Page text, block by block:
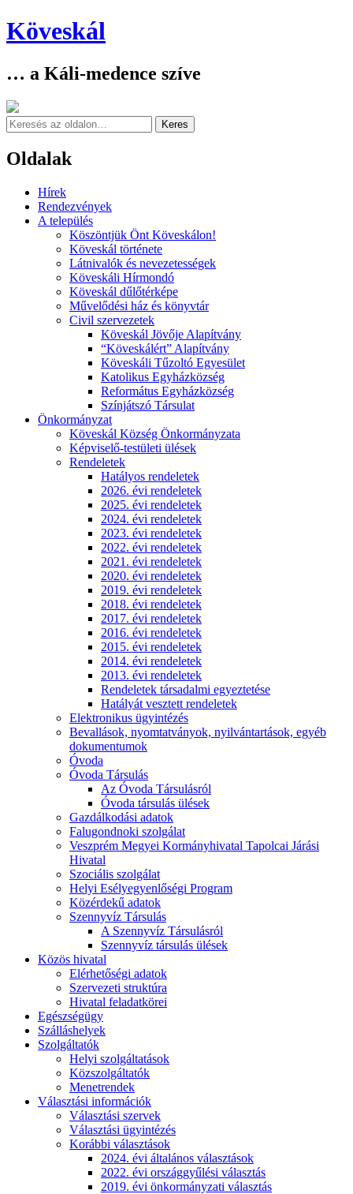
Köveskál
… a Káli-medence szíve
Keresés
Oldalak
Skip
content
Hírek
Rendezvények
A település
Köszöntjük Önt Köveskálon!
Köveskál története
Látnivalók és nevezetességek
Köveskáli Hírmondó
Köveskál dűlőtérképe
Művelődési ház és könyvtár
Civil szervezetek
Köveskál Jövője Alapítvány
“Köveskálért” Alapítvány
Köveskáli Tűzoltó Egyesület
Katolikus Egyházközség
Református Egyházközség
Színjátszó Társulat
Önkormányzat
Köveskál Község Önkormányzata
Képviselő-testületi ülések
Rendeletek
Hatályos rendeletek
2026. évi rendeletek
2025. évi rendeletek
2024. évi rendeletek
2023. évi rendeletek
2022. évi rendeletek
2021. évi rendeletek
2020. évi rendeletek
2019. évi rendeletek
2018. évi rendeletek
2017. évi rendeletek
2016. évi rendeletek
2015. évi rendeletek
2014. évi rendeletek
2013. évi rendeletek
Rendeletek társadalmi egyeztetése
Hatályát vesztett rendeletek
Elektronikus ügyintézés
Bevallások, nyomtatványok, nyilvántartások, egyéb
dokumentumok
Óvoda
Óvoda Társulás
Az Óvoda Társulásról
Óvoda társulás ülések
Gazdálkodási adatok
Falugondnoki szolgálat
Veszprém Megyei Kormányhivatal Tapolcai Járási
Hivatal
Szociális szolgálat
Helyi Esélyegyenlőségi Program
Közérdekű adatok
Szennyvíz Társulás
A Szennyvíz Társulásról
Szennyvíz társulás ülések
Közös hivatal
Elérhetőségi adatok
Szervezeti struktúra
Hivatal feladatkörei
Egészségügy
Szálláshelyek
Szolgáltatók
Helyi szolgáltatások
Közszolgáltatók
Menetrendek
Választási információk
Választási szervek
Választási ügyintézés
Korábbi választások
2024. évi általános választások
2022. évi országgyűlési választás
2019. évi önkormányzati választás